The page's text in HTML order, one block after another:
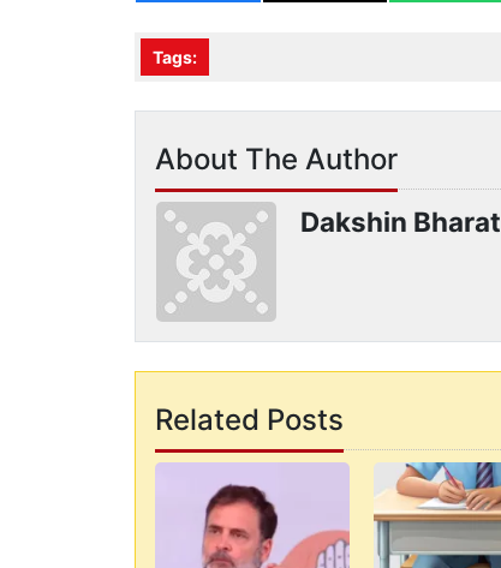
Tags:
About The Author
Dakshin Bharat
Related Posts